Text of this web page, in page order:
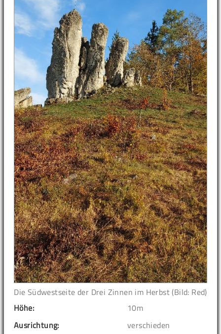
Die Südwestseite der Drei Zinnen im Herbst (Bild: Red)
Höhe:
10m
Ausrichtung:
verschieden